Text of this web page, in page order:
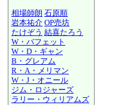
相場師朗 石原順
岩本祐介 OP売坊
たけぞう 結喜たろう
W・バフェット
W・D・ギャン
B・グレアム
R・A・メリマン
W・J・オニール
ジム・ロジャーズ
ラリー・ウィリアムズ